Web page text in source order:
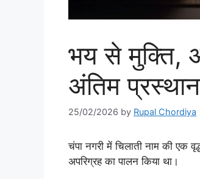
भय से मुक्ति,
अंतिम
25/02/2026 by Rupal Chordiya
चंपा नगरी में चिलाती नाम की एक
अपरिग्रह का पालन किया था।